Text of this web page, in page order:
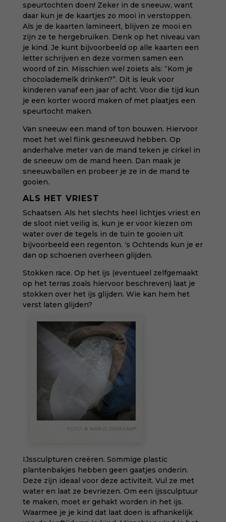
speurtochten doen! Zeker in de sneeuw, want
daar kun je de kaartjes zo mooi in verstoppen.
Als je de kaarten lamineert, blijven ze mooi en
zijn ze te hergebruiken. Denk op het niveau van
je kind. Je kunt bijvoorbeeld op alle kaarten een
letter schrijven en deze vormen samen een
woord of zin. Misschien wel zoiets als: “Kom je
chocolademelk drinken?”. Dit is leuk voor
kinderen vanaf een jaar of acht. Voor die tijd kun
je een korter woord maken of met plaatjes een
speurtocht maken.
Van sneeuw een mand of ton bouwen. Hiervoor
moet het wel flink gesneeuwd hebben. Op
anderhalve meter van de mand teken je cirkel in
de sneeuw om de mand heen. Dan maak je
sneeuwballen en probeer je ze in de mand te
gooien.
ALS HET VRIEST
Schaatsen. Als het slechts heel lichtjes vriest en
de sloot niet veilig is, kun je er voor kiezen om
water over de tegels in de tuin te gooien uit
bijvoorbeeld een regenton. ‘s Ochtends kun je er
dan op schoenen overheen glijden.
Stokken race. Op het ijs (eventueel zelfgemaakt
op het terras zoals hiervoor beschreven) laat je
stokken over het ijs glijden. Wie kan hem het
verst laten glijden?
IJssculpturen creëren. Sommige plastic
plantenbakjes hebben geen gaatjes onderin.
Deze zijn ideaal voor deze activiteit. Vul ze met
water en laat ze bevriezen. Om een ijssculptuur
te maken, moet er gehakt worden in het ijs.
Waarmee je je kind dat laat doen is afhankelijk